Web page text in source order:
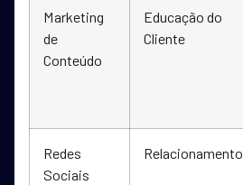
Marketing
de
Conteúdo
Educação do
Cliente
Redes
Sociais
Relacionamento